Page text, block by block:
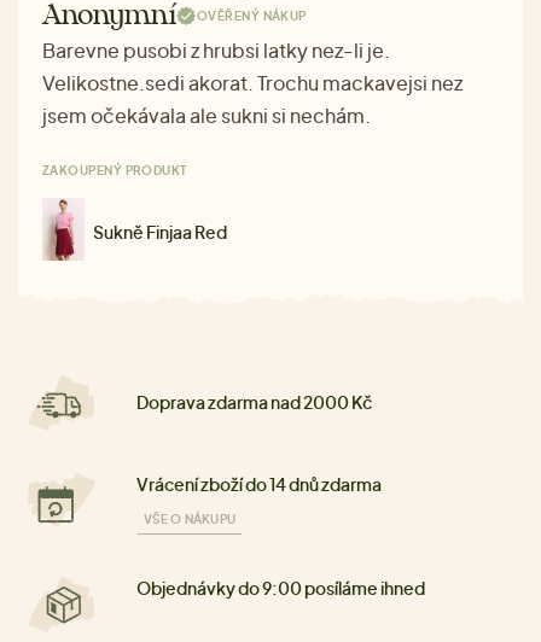
Anonymní OVĚŘENÝ NÁKUP
Barevne pusobi z hrubsi latky nez-li je.
Velikostne.sedi akorat. Trochu mackavejsi nez
jsem očekávala ale sukni si nechám.
ZAKOUPENÝ PRODUKT
Sukně Finjaa Red
Doprava zdarma nad 2000 Kč
Vrácení zboží do 14 dnů zdarma
VŠE O NÁKUPU
Objednávky do 9:00 posíláme ihned